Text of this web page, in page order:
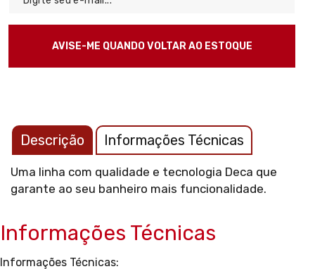
Descrição Informações Técnicas
Uma linha com qualidade e tecnologia Deca que
garante ao seu banheiro mais funcionalidade.
Informações Técnicas
Informações Técnicas: